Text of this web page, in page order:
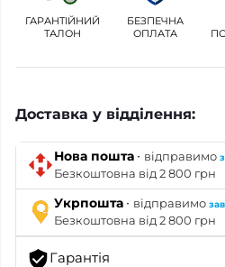
ГАРАНТІЙНИЙ
ТАЛОН
БЕЗПЕЧНА
ОПЛАТА
Доставка у відділення:
Нова пошта · відправимо
Безкоштовна від 2 800 грн
Укрпошта · відправимо
Безкоштовна від 2 800 грн
Гарантія